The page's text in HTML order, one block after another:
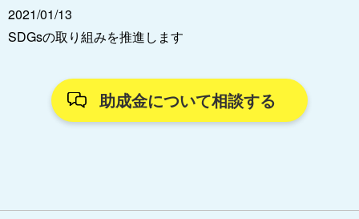
2021/01/13
SDGsの取り組みを推進します
助成金について相談する